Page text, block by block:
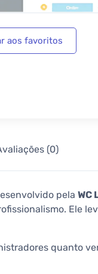
aos favoritos
(0)
pela WC
Ele
quanto